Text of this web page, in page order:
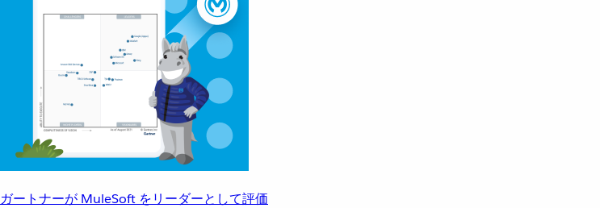
ガートナーが MuleSoft をリーダーとして評価